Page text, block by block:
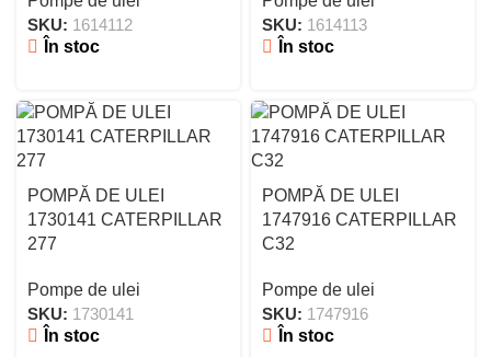
SKU: 1614112
În stoc
SKU: 1614113
În stoc
POMPĂ DE ULEI
1730141 CATERPILLAR
277
Pompe de ulei
SKU: 1730141
În stoc
POMPĂ DE ULEI
1747916 CATERPILLAR
C32
Pompe de ulei
SKU: 1747916
În stoc